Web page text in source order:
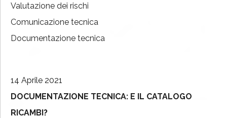
Valutazione dei rischi
Comunicazione tecnica
Documentazione tecnica
14 Aprile 2021
DOCUMENTAZIONE TECNICA: E IL CATALOGO
RICAMBI?